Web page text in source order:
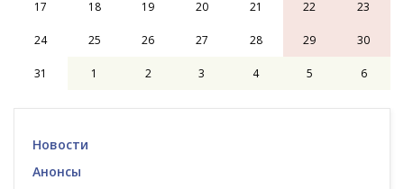
17 18 19 20 21 22 23
24 25 26 27 28 29 30
31 1 2 3 4 5 6
Новости
Анонсы